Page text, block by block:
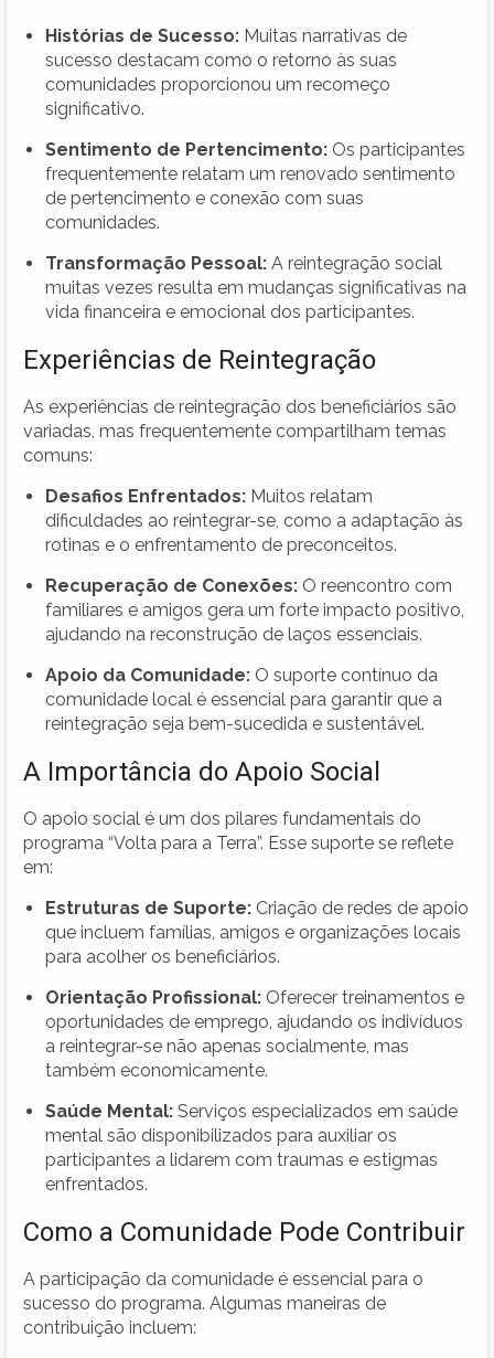
Histórias de Sucesso: Muitas narrativas de
sucesso destacam como o retorno às suas
comunidades proporcionou um recomeço
significativo.
Sentimento de Pertencimento: Os participantes
frequentemente relatam um renovado sentimento
de pertencimento e conexão com suas
comunidades.
Transformação Pessoal: A reintegração social
muitas vezes resulta em mudanças significativas na
vida financeira e emocional dos participantes.
Experiências de Reintegração
As experiências de reintegração dos beneficiários são
variadas, mas frequentemente compartilham temas
comuns:
Desafios Enfrentados: Muitos relatam
dificuldades ao reintegrar-se, como a adaptação às
rotinas e o enfrentamento de preconceitos.
Recuperação de Conexões: O reencontro com
familiares e amigos gera um forte impacto positivo,
ajudando na reconstrução de laços essenciais.
Apoio da Comunidade: O suporte contínuo da
comunidade local é essencial para garantir que a
reintegração seja bem-sucedida e sustentável.
A Importância do Apoio Social
O apoio social é um dos pilares fundamentais do
programa “Volta para a Terra”. Esse suporte se reflete
em:
Estruturas de Suporte: Criação de redes de apoio
que incluem famílias, amigos e organizações locais
para acolher os beneficiários.
Orientação Profissional: Oferecer treinamentos e
oportunidades de emprego, ajudando os indivíduos
a reintegrar-se não apenas socialmente, mas
também economicamente.
Saúde Mental: Serviços especializados em saúde
mental são disponibilizados para auxiliar os
participantes a lidarem com traumas e estigmas
enfrentados.
Como a Comunidade Pode Contribuir
A participação da comunidade é essencial para o
sucesso do programa. Algumas maneiras de
contribuição incluem: